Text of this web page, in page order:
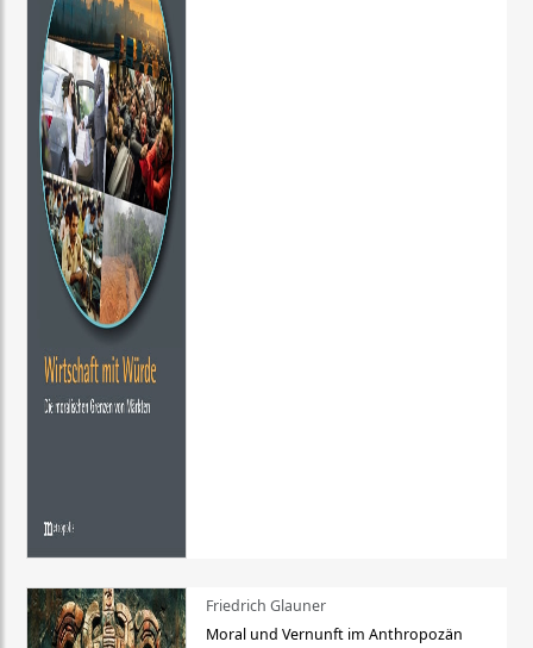
Friedrich Glauner
Moral und Vernunft im Anthropozän